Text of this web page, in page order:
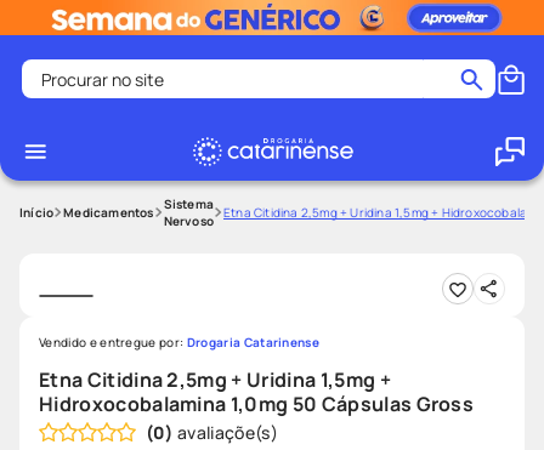
Procurar no site
1
2 º
medley
7º
mounjaro
8º
ozivy
Medicamentos
Sistema
Nervoso Etna Citidina 2,5mg + Uridina 1,5mg +
Etna Citidina 2,5mg + Uridina 1,5mg +
Hidroxocobalamina 1,0mg 50 Cápsulas Gross
(0)
Vendido e entregue por: Drogaria Catarinense